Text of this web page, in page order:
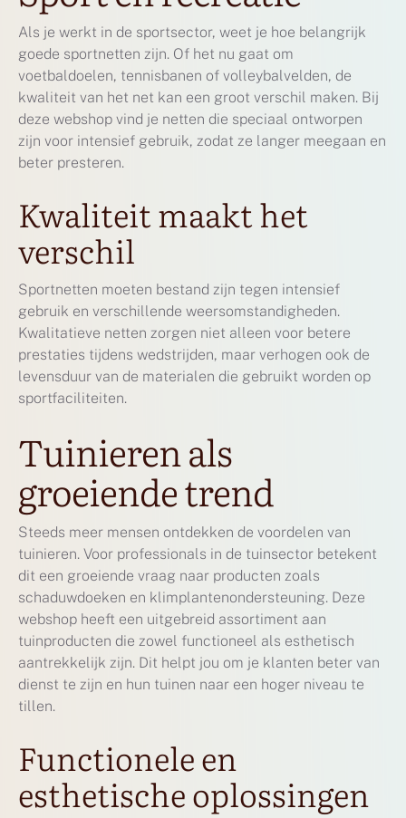
Als je werkt in de sportsector, weet je hoe belangrijk
goede sportnetten zijn. Of het nu gaat om
voetbaldoelen, tennisbanen of volleybalvelden, de
kwaliteit van het net kan een groot verschil maken. Bij
deze webshop vind je netten die speciaal ontworpen
zijn voor intensief gebruik, zodat ze langer meegaan en
beter presteren.
Kwaliteit maakt het
verschil
Sportnetten moeten bestand zijn tegen intensief
gebruik en verschillende weersomstandigheden.
Kwalitatieve netten zorgen niet alleen voor betere
prestaties tijdens wedstrijden, maar verhogen ook de
levensduur van de materialen die gebruikt worden op
sportfaciliteiten.
Tuinieren als
groeiende trend
Steeds meer mensen ontdekken de voordelen van
tuinieren. Voor professionals in de tuinsector betekent
dit een groeiende vraag naar producten zoals
schaduwdoeken en klimplantenondersteuning. Deze
webshop heeft een uitgebreid assortiment aan
tuinproducten die zowel functioneel als esthetisch
aantrekkelijk zijn. Dit helpt jou om je klanten beter van
dienst te zijn en hun tuinen naar een hoger niveau te
tillen.
Functionele en
esthetische oplossingen